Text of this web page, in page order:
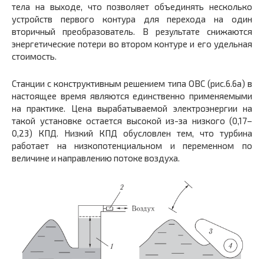
тела на выходе, что позволяет объединять несколько
устройств первого контура для перехода на один
вторичный преобразователь. В результате снижаются
энергетические потери во втором контуре и его удельная
стоимость.
Станции с конструктивным решением типа ОВС (рис.6.6а) в
настоящее время являются единственно применяемыми
на практике. Цена вырабатываемой электроэнергии на
такой установке остается высокой из-за низкого (0,17–
0,23) КПД. Низкий КПД обусловлен тем, что турбина
работает на низкопотенциальном и переменном по
величине и направлению потоке воздуха.